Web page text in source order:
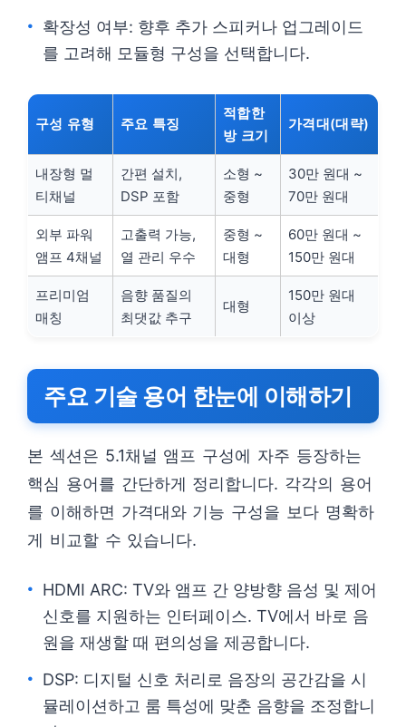
확장성 여부: 향후 추가 스피커나 업그레이드
를 고려해 모듈형 구성을 선택합니다.
구성 유형 주요 특징
적합한
방 크기
가격대(대략)
내장형 멀
티채널
간편 설치,
DSP 포함
소형 ~
중형
30만 원대 ~
70만 원대
외부 파워
앰프 4채널
고출력 가능,
열 관리 우수
중형 ~
대형
60만 원대 ~
150만 원대
프리미엄
매칭
음향 품질의
최댓값 추구
대형
150만 원대
이상
주요 기술 용어 한눈에 이해하기
본 섹션은 5.1채널 앰프 구성에 자주 등장하는
핵심 용어를 간단하게 정리합니다. 각각의 용어
를 이해하면 가격대와 기능 구성을 보다 명확하
게 비교할 수 있습니다.
HDMI ARC: TV와 앰프 간 양방향 음성 및 제어
신호를 지원하는 인터페이스. TV에서 바로 음
원을 재생할 때 편의성을 제공합니다.
DSP: 디지털 신호 처리로 음장의 공간감을 시
뮬레이션하고 룸 특성에 맞춘 음향을 조정합니